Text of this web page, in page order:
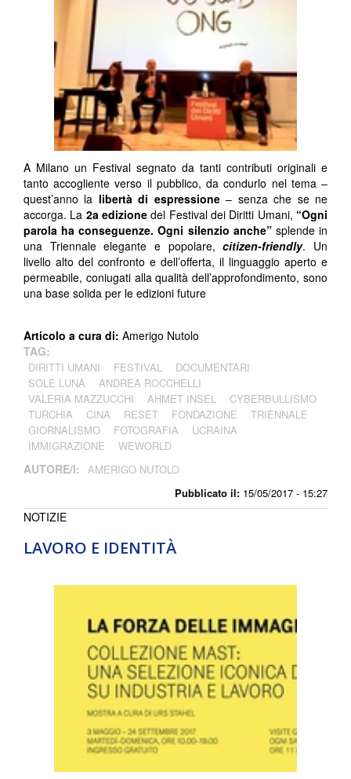
Pubblicato il: 15/05/2017 - 15:27
A Milano un Festival segnato da tanti contributi originali e
tanto accogliente verso il pubblico, da condurlo nel tema –
quest’anno la libertà di espressione– senza che se ne
accorga. La 2a edizione del Festival dei Diritti Umani, “Ogni
parola ha conseguenze. Ogni silenzio anche”splende in
una Triennale elegante e popolare,citizen-friendly. Un
livello alto del confronto e dell’offerta, il linguaggio aperto e
permeabile, coniugati alla qualità dell’approfondimento, sono
una base solida per le edizioni future
Articolo a cura di: Amerigo Nutolo
TAG:
DIRITTI UMANI FESTIVAL
DOCUMENTARI
SOLE LUNA
ANDREA ROCCHELLI
VALERIA MAZZUCCHI
AHMET INSEL
CYBERBULLISMO
TURCHIA
CINA RESET FONDAZIONE
TRIENNALE
GIORNALISMO
FOTOGRAFIA
UCRAINA
IMMIGRAZIONE
WEWORLD
AUTORE/I: AMERIGO NUTOLO
LAVORO E IDENTITÀ
NOTIZIE